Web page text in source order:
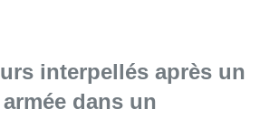
interpellés après un
dans un